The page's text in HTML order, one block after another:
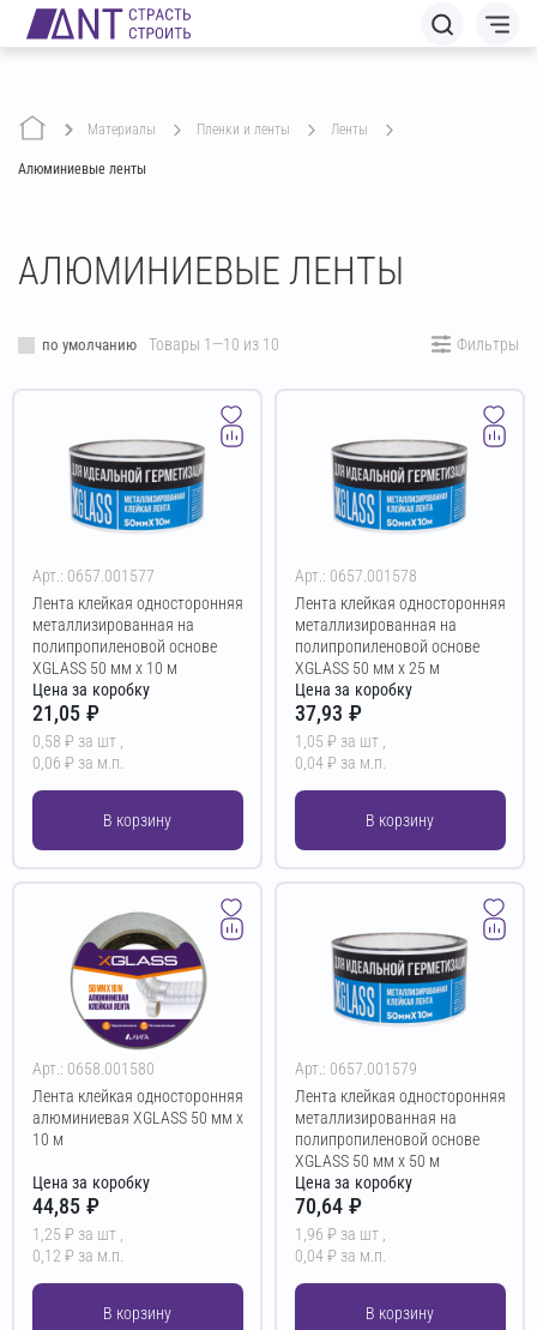
Материалы пленки и ленты ленты
Алюминиевые ленты
АЛЮМИНИЕВЫЕ ЛЕНТЫ
по умолчанию Товары 1—10 из 10 Фильтры
Арт.: 0657.001577
Лента клейкая односторонняя
металлизированная на
полипропиленовой основе
XGLASS 50 мм х 10 м
Цена за коробку
21,05 ₽
0,58 ₽ за шт ,
0,06 ₽ за м.п.
В корзину
Арт.: 0657.001578
Лента клейкая односторонняя
металлизированная на
полипропиленовой основе
XGLASS 50 мм х 25 м
Цена за коробку
37,93 ₽
1,05 ₽ за шт ,
0,04 ₽ за м.п.
В корзину
Арт.: 0658.001580
Лента клейкая односторонняя
алюминиевая XGLASS 50 мм х
10 м
Цена за коробку
44,85 ₽
1,25 ₽ за шт ,
0,12 ₽ за м.п.
В корзину
Арт.: 0657.001579
Лента клейкая односторонняя
металлизированная на
полипропиленовой основе
XGLASS 50 мм х 50 м
Цена за коробку
70,64 ₽
1,96 ₽ за шт ,
0,04 ₽ за м.п.
В корзину